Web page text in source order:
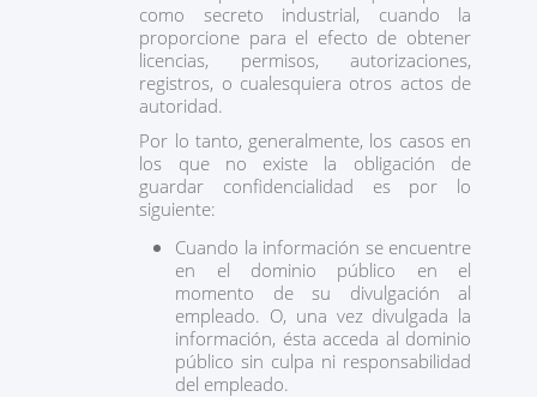
como secreto industrial, cuando la
proporcione para el efecto de obtener
licencias, permisos, autorizaciones,
registros, o cualesquiera otros actos de
autoridad.
Por lo tanto, generalmente, los casos en
los que no existe la obligación de
guardar confidencialidad es por lo
siguiente:
Cuando la información se encuentre
en el dominio público en el
momento de su divulgación al
empleado. O, una vez divulgada la
información, ésta acceda al dominio
público sin culpa ni responsabilidad
del empleado.